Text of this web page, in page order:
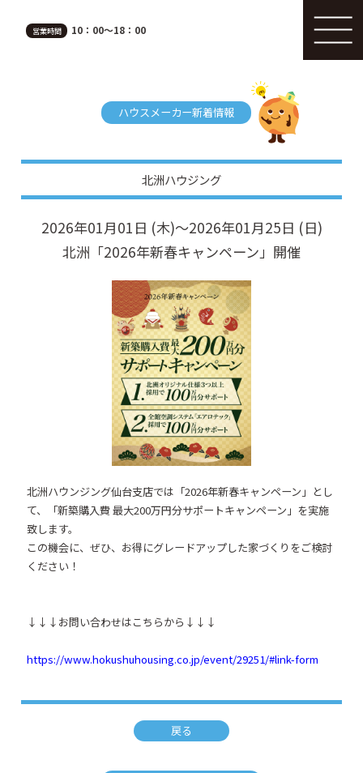
営業時間 10：00～18：00
ハウスメーカー新着情報
北洲ハウジング
2026年01月01日 (木)～2026年01月25日 (日)
北洲「2026年新春キャンペーン」開催
北洲ハウンジング仙台支店では「2026年新春キャンペーン」とし
て、「新築購入費 最大200万円分サポートキャンペーン」を実施
致します。
この機会に、ぜひ、お得にグレードアップした家づくりをご検討
ください！
↓↓↓お問い合わせはこちらから↓↓↓
https://www.hokushuhousing.co.jp/event/29251/#link-form
戻る